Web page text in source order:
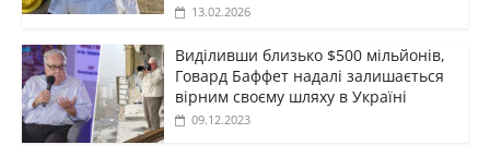
13.02.2026
Виділивши близько $500 мільйонів,
Говард Баффет надалі залишається
вірним своєму шляху в Україні
09.12.2023